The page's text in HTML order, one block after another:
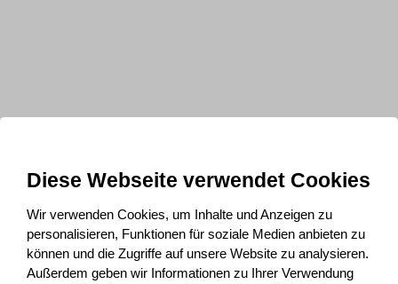
Diese Webseite verwendet Cookies
Wir verwenden Cookies, um Inhalte und Anzeigen zu
personalisieren, Funktionen für soziale Medien anbieten zu
können und die Zugriffe auf unsere Website zu analysieren.
Außerdem geben wir Informationen zu Ihrer Verwendung